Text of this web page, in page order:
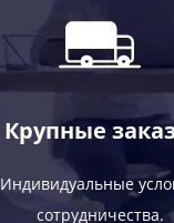
Крупные
Индивидуальные
сотрудничества.